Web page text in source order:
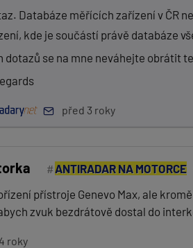
Databáze měřících zařízení v ČR
kde je součástí právě databáze
dotazů se na mne neváhejte obrátit
před 3 roky
ANTIRADAR NA MOTORCE
přístroje Genevo Max, ale
zvuk bezdrátově dostal do
roky